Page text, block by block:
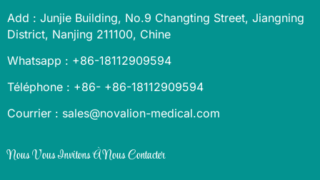
Add : Junjie Building, No.9 Changting Street, Jiangning
District, Nanjing 211100, Chine
Whatsapp : +86-18112909594
Téléphone : +86- +86-18112909594
Courrier : sales@novalion-medical.com
Nous Vous Invitons À Nous Contacter